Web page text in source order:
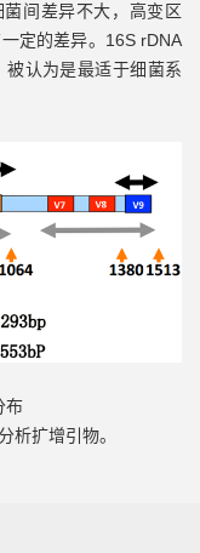
间差异不大，高变区
定的差异。16S rDNA
认为是最适于细菌系
布
析扩增引物。